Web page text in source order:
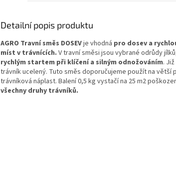
Detailní popis produktu
AGRO Travní směs DOSEVje vhodná pro dosev a
míst v trávnících. V travní směsi jsou vybrané odrůdy
rychlým startem při klíčení a silným odnožováním.
trávník ucelený. Tuto směs doporučujeme použít na větší
trávníková náplast. Balení 0,5 kg vystačí na 25 m2
všechny druhy trávníků.